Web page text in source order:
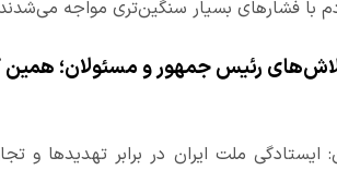
با فشارهای بسیار سنگین‌تری مواجه
تلاش‌های رئیس جمهور و مسئولان؛
ایستادگی ملت ایران در برابر تهدیدها و